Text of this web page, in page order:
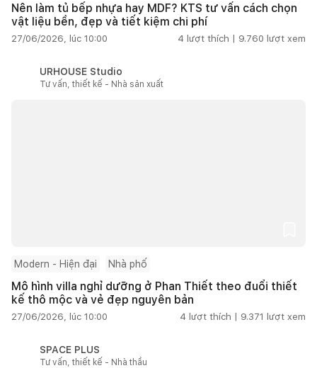
Nên làm tủ bếp nhựa hay MDF? KTS tư vấn cách chọn
vật liệu bền, đẹp và tiết kiệm chi phí
27/06/2026, lúc 10:00 4 lượt thích | 9.760 lượt xem
URHOUSE Studio
Tư vấn, thiết kế - Nhà sản xuất
Modern - Hiện đại Nhà phố
Mô hình villa nghỉ dưỡng ở Phan Thiết theo đuổi thiết
kế thô mộc và vẻ đẹp nguyên bản
27/06/2026, lúc 10:00 4 lượt thích | 9.371 lượt xem
SPACE PLUS
Tư vấn, thiết kế - Nhà thầu